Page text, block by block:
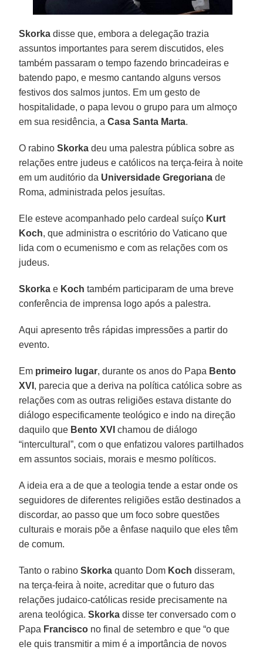
Skorka disse que, embora a delegação trazia
assuntos importantes para serem discutidos, eles
também passaram o tempo fazendo brincadeiras e
batendo papo, e mesmo cantando alguns versos
festivos dos salmos juntos. Em um gesto de
hospitalidade, o papa levou o grupo para um almoço
em sua residência, aCasa Santa Marta.
O rabinoSkorka deu uma palestra pública sobre as
relações entre judeus e católicos na terça-feira à noite
em um auditório da Universidade Gregoriana de
Roma, administrada pelos jesuítas.
Ele esteve acompanhado pelo cardeal suíço Kurt
Koch, que administra o escritório do Vaticano que
lida com o ecumenismo e com as relações com os
judeus.
Skorka e Koch também participaram de uma breve
conferência de imprensa logo após a palestra.
Aqui apresento três rápidas impressões a partir do
evento.
Em primeiro lugar, durante os anos do Papa Bento
XVI , parecia que a deriva na política católica sobre as
relações com as outras religiões estava distante do
diálogo especificamente teológico e indo na direção
daquilo que Bento XVI chamou de diálogo
“intercultural”, com o que enfatizou valores partilhados
em assuntos sociais, morais e mesmo políticos.
A ideia era a de que a teologia tende a estar onde os
seguidores de diferentes religiões estão destinados a
discordar, ao passo que um foco sobre questões
culturais e morais põe a ênfase naquilo que eles têm
de comum.
Tanto o rabinoSkorka quanto Dom Koch disseram,
na terça-feira à noite, acreditar que o futuro das
relações judaico-católicas reside precisamente na
arena teológica.Skorka disse ter conversado com o
Papa Francisco no final de setembro e que “o que
ele quis transmitir a mim é a importância de novos